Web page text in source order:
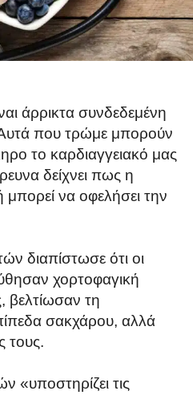
άρρικτα συνδεδεμένη
που τρώμε μπορούν
το καρδιαγγειακό μας
δείχνει πως η
να οφελήσει την
διαπίστωσε ότι οι
χορτοφαγική
βελτίωσαν τη
σακχάρου, αλλά
τους.
«υποστηρίζει τις